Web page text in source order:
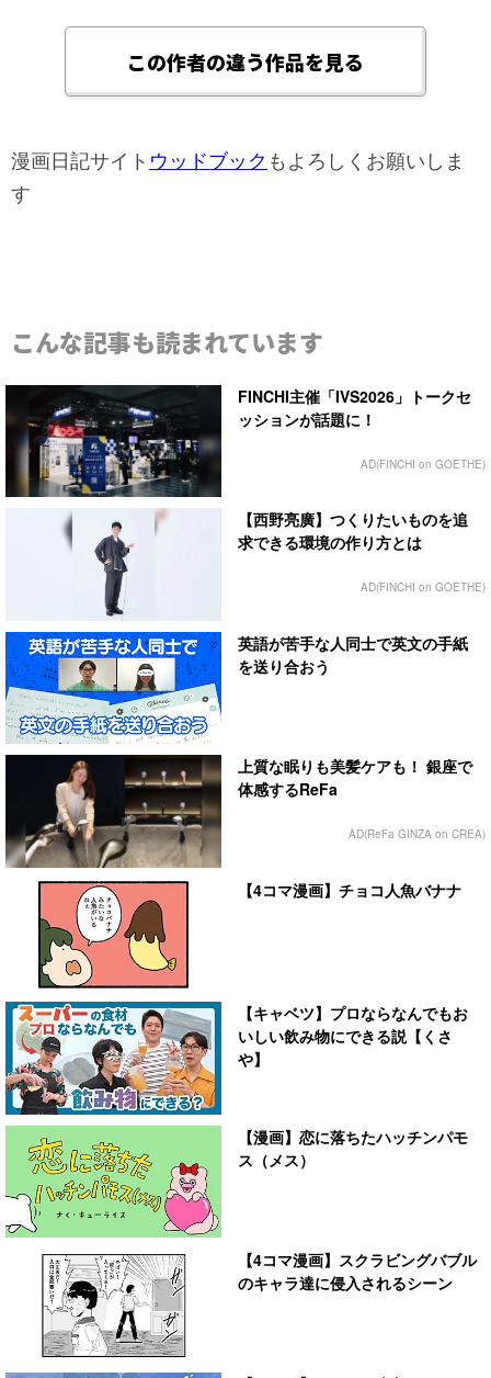
この作者の違う作品を見る
漫画日記サイト ウッドブック もよろしくお願いしま
す
こんな記事も読まれています
FINCHI主催「IVS2026」トークセ
ッションが話題に！
AD(FINCHI on GOETHE)
【西野亮廣】つくりたいものを追
求できる環境の作り方とは
AD(FINCHI on GOETHE)
英語が苦手な人同士で英文の手紙
を送り合おう
上質な眠りも美髪ケアも！ 銀座で
体感するReFa
AD(ReFa GINZA on CREA)
【4コマ漫画】チョコ人魚バナナ
【キャベツ】プロならなんでもお
いしい飲み物にできる説【くさ
や】
【漫画】恋に落ちたハッチンパモ
ス（メス）
【4コマ漫画】スクラビングバブル
のキャラ達に侵入されるシーン